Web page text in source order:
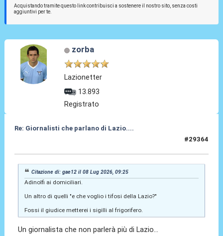
Acquistando tramite questo link contribuisci a sostenere il nostro sito, senza costi
aggiuntivi per te.
zorba
Lazionetter
13.893
Registrato
Re: Giornalisti che parlano di Lazio....
#29364
Citazione di: gae12 il 08 Lug 2026, 09:25
Adinolfi ai domiciliari.
Un altro di quelli "e che voglio i tifosi della Lazio?"
Fossi il giudice metterei i sigilli al frigorifero.
Un giornalista che non parlerà più di Lazio...